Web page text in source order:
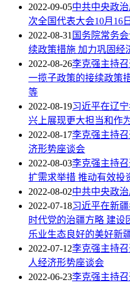
2022-09-05中共中央政
次全国代表大会10月16
2022-08-31 国务院常务
续政策措施 加力巩固经
2022-08-26李克强主持
一揽子政策的接续政策
等
2022-08-19习近平在辽
兴上展现更大担当和作
2022-08-17李克强主持
济形势座谈会
2022-08-03李克强主持
扩需求举措 推动有效投
2022-08-02中共中央政
2022-07-18习近平在新
时代党的治疆方略 建设
乐业生态良好的美好新
2022-07-12李克强主持
人经济形势座谈会
2022-06-23李克强主持